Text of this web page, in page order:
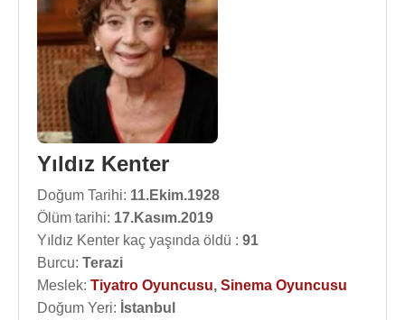
Yıldız Kenter
Doğum Tarihi: 11.Ekim.1928
Ölüm tarihi: 17.Kasım.2019
Yıldız Kenter kaç yaşında öldü : 91
Burcu: Terazi
Meslek: Tiyatro Oyuncusu, Sinema Oyuncusu
Doğum Yeri: İstanbul